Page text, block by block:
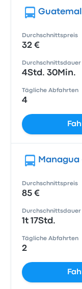
Durchschnittspreis
32 €
Durchschnittsdauer
4Std. 30Min.
Tägliche Abfahrten
4
Managua
Durchschnittspreis
85 €
Durchschnittsdauer
1t 17Std.
Tägliche Abfahrten
2